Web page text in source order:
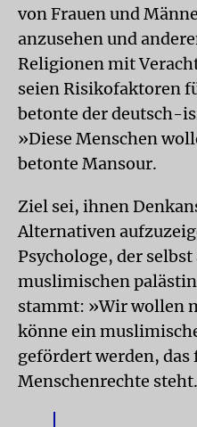
von Frauen und
anzusehen und
Religionen mit
seien Risikofaktoren
betonte der deutsch-
»Diese Menschen
betonte Mansour.
Ziel sei, ihnen
Alternativen
Psychologe, der selbst
muslimischen
stammt: »Wir wollen
könne ein
gefördert werden,
Menschenrechte steht.